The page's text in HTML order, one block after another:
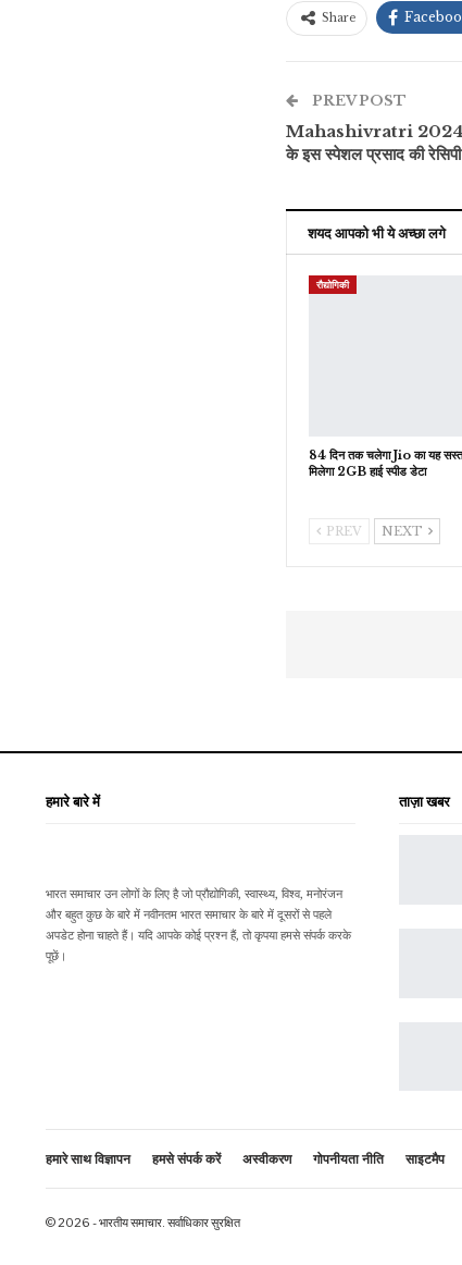
Share
PREV POST
Mahashivratri 2024:
के इस स्पेशल प्रसाद की रेसिपी
शयद आपको भी ये अच्छा लगे
रौद्योगिकी
84 दिन तक चलेगा Jio का यह
मिलेगा 2GB हाई स्पीड डेटा
PREV NEXT
हमारे बारे में
भारत समाचार उन लोगों के लिए है जो प्रौद्योगिकी, स्वास्थ्य, विश्व, मनोरंजन
और बहुत कुछ के बारे में नवीनतम भारत समाचार के बारे में दूसरों से पहले
अपडेट होना चाहते हैं। यदि आपके कोई प्रश्न हैं, तो कृपया हमसे संपर्क करके
पूछें।
ताज़ा खबर
हमारे साथ विज्ञापन हमसे संपर्क करें अस्वीकरण गोपनीयता नीति साइटमैप
© 2026 - भारतीय समाचार. सर्वाधिकार सुरक्षित